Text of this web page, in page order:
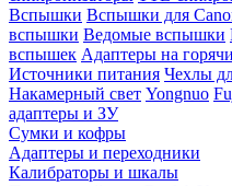
Вспышки Вспышки для
вспышки Ведомые вспышки
вспышек Адаптеры на
Источники питания Чехлы
Накамерный свет Yongnuo
адаптеры и ЗУ
Сумки и кофры
Адаптеры и переходники
Калибраторы и шкалы